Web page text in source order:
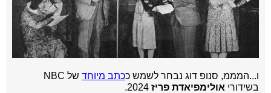
ו...המממ, סנופ דוג נבחר לשמש ככתב מיוחד
של NBC
בשידורי אולימפיאדת פריז